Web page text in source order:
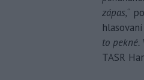
zápas,“
to pekné.
TASR